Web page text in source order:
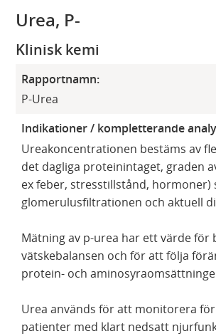
Urea, P-
Klinisk kemi
Rapportnamn:
P-Urea
Indikationer / kompletterande
Ureakoncentrationen bestäms av
det dagliga proteinintaget, graden
ex feber, stresstillstånd, hormoner)
glomerulusfiltrationen och aktuell
Mätning av p-urea har ett värde för
vätskebalansen och för att följa
protein- och
Urea används för att monitorera
patienter med klart nedsatt